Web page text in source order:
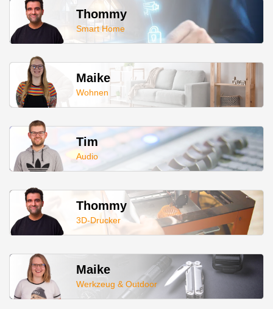
Thommy
Smart Home
Maike
Wohnen
Tim
Audio
Thommy
3D-Drucker
Maike
Werkzeug & Outdoor